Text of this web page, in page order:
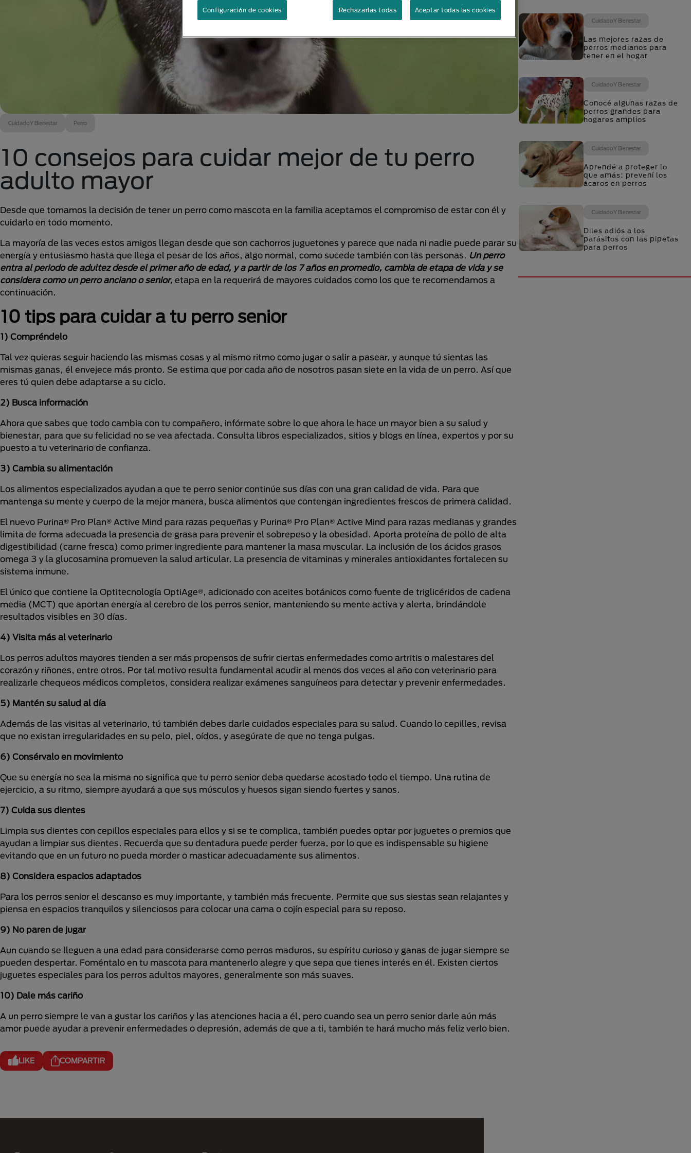
Cuidado Y Bienestar Perro
10 consejos para cuidar mejor de tu perro
adulto mayor
Desde que tomamos la decisión de tener un perro como mascota en la familia aceptamos el compromiso de estar con él y
cuidarlo en todo momento.
La mayoría de las veces estos amigos llegan desde que son cachorros juguetones y parece que nada ni nadie puede parar su
energía y entusiasmo hasta que llega el pesar de los años, algo normal, como sucede también con las personas. Un perro
entra al periodo de adultez desde el primer año de edad, y a partir de los 7 años en promedio, cambia de etapa de vida y se
considera como un perro anciano o senior, etapa en la requerirá de mayores cuidados como los que te recomendamos a
continuación.
10 tips para cuidar a tu perro senior
1) Compréndelo
Tal vez quieras seguir haciendo las mismas cosas y al mismo ritmo como jugar o salir a pasear, y aunque tú sientas las
mismas ganas, él envejece más pronto. Se estima que por cada año de nosotros pasan siete en la vida de un perro. Así que
eres tú quien debe adaptarse a su ciclo.
2) Busca información
Ahora que sabes que todo cambia con tu compañero, infórmate sobre lo que ahora le hace un mayor bien a su salud y
bienestar, para que su felicidad no se vea afectada. Consulta libros especializados, sitios y blogs en línea, expertos y por su
puesto a tu veterinario de confianza.
3) Cambia su alimentación
Los alimentos especializados ayudan a que te perro senior continúe sus días con una gran calidad de vida. Para que
mantenga su mente y cuerpo de la mejor manera, busca alimentos que contengan ingredientes frescos de primera calidad.
El nuevo Purina® Pro Plan® Active Mind para razas pequeñas y Purina® Pro Plan® Active Mind para razas medianas y grandes
limita de forma adecuada la presencia de grasa para prevenir el sobrepeso y la obesidad. Aporta proteína de pollo de alta
digestibilidad (carne fresca) como primer ingrediente para mantener la masa muscular. La inclusión de los ácidos grasos
omega 3 y la glucosamina promueven la salud articular. La presencia de vitaminas y minerales antioxidantes fortalecen su
sistema inmune.
El único que contiene la Optitecnología OptiAge®, adicionado con aceites botánicos como fuente de triglicéridos de cadena
media (MCT) que aportan energía al cerebro de los perros senior, manteniendo su mente activa y alerta, brindándole
resultados visibles en 30 días.
4) Visita más al veterinario
Los perros adultos mayores tienden a ser más propensos de sufrir ciertas enfermedades como artritis o malestares del
corazón y riñones, entre otros. Por tal motivo resulta fundamental acudir al menos dos veces al año con veterinario para
realizarle chequeos médicos completos, considera realizar exámenes sanguíneos para detectar y prevenir enfermedades.
5) Mantén su salud al día
Además de las visitas al veterinario, tú también debes darle cuidados especiales para su salud. Cuando lo cepilles, revisa
que no existan irregularidades en su pelo, piel, oídos, y asegúrate de que no tenga pulgas.
6) Consérvalo en movimiento
Que su energía no sea la misma no significa que tu perro senior deba quedarse acostado todo el tiempo. Una rutina de
ejercicio, a su ritmo, siempre ayudará a que sus músculos y huesos sigan siendo fuertes y sanos.
7) Cuida sus dientes
Limpia sus dientes con cepillos especiales para ellos y si se te complica, también puedes optar por juguetes o premios que
ayudan a limpiar sus dientes. Recuerda que su dentadura puede perder fuerza, por lo que es indispensable su higiene
evitando que en un futuro no pueda morder o masticar adecuadamente sus alimentos.
8) Considera espacios adaptados
Para los perros senior el descanso es muy importante, y también más frecuente. Permite que sus siestas sean relajantes y
piensa en espacios tranquilos y silenciosos para colocar una cama o cojín especial para su reposo.
9) No paren de jugar
Aun cuando se lleguen a una edad para considerarse como perros maduros, su espíritu curioso y ganas de jugar siempre se
pueden despertar. Foméntalo en tu mascota para mantenerlo alegre y que sepa que tienes interés en él. Existen ciertos
juguetes especiales para los perros adultos mayores, generalmente son más suaves.
10) Dale más cariño
A un perro siempre le van a gustar los cariños y las atenciones hacia a él, pero cuando sea un perro senior darle aún más
amor puede ayudar a prevenir enfermedades o depresión, además de que a ti, también te hará mucho más feliz verlo bien.
LIKE COMPARTIR
Cuidado Y Bienestar
Las mejores razas de
perros medianos para
tener en el hogar
Cuidado Y Bienestar
Conocé algunas razas de
perros grandes para
hogares amplios
Cuidado Y Bienestar
Aprendé a proteger lo
que amás: prevení los
ácaros en perros
Cuidado Y Bienestar
Diles adiós a los
parásitos con las pipetas
para perros
Rechazarlas todas Aceptar todas las cookies
Configuración de cookies